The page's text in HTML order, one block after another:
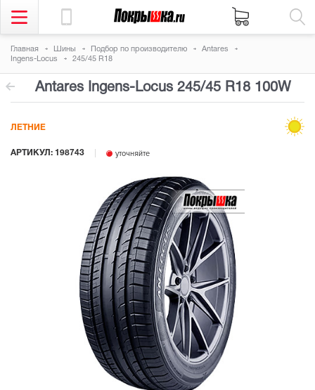
Главная Шины Подбор по производителю
Antares
Ingens-Locus
245/45 R18
Antares Ingens-Locus 245/45 R18 100W
АРТИКУЛ: 198743 уточняйте
ЛЕТНИЕ